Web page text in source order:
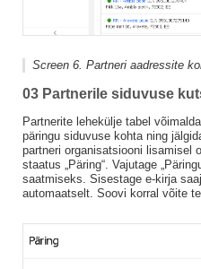
Screen 6. Partneri aadressite
03 Partnerile siduvuse
Partnerite lehekülje tabel
päringu siduvuse kohta ning
partneri organisatsiooni lisamisel
staatus „Päring“. Vajutage
saatmiseks. Sisestage e-kirja
automaatselt. Soovi korral võite